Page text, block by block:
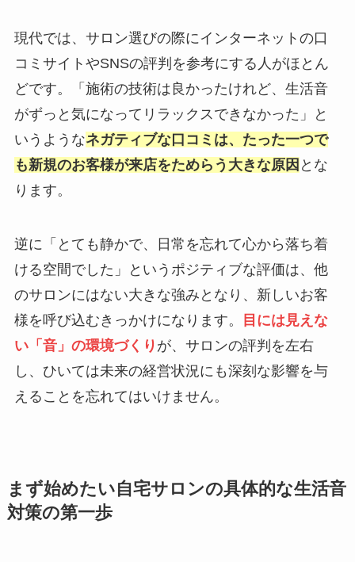
現代では、サロン選びの際にインターネットの口
コミサイトやSNSの評判を参考にする人がほとん
どです。「施術の技術は良かったけれど、生活音
がずっと気になってリラックスできなかった」と
いうようなネガティブな口コミは、たった一つで
も新規のお客様が来店をためらう大きな原因 とな
ります。
逆に「とても静かで、日常を忘れて心から落ち着
ける空間でした」というポジティブな評価は、他
のサロンにはない大きな強みとなり、新しいお客
様を呼び込むきっかけになります。
目には見えな
い「音」の環境づくり が、サロンの評判を左右
し、ひいては未来の経営状況にも深刻な影響を与
えることを忘れてはいけません。
まず始めたい自宅サロンの具体的な生活音
対策の第一歩